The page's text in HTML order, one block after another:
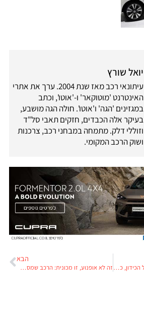
יואל שורץ
עיתונאי רכב מאז שנת 2004. ערך את אתרי
האינטרנט 'מוטוקאר' ו-'אוטו', וכתב
במגזינים 'הגה' ו'אוטו'. חולה הגה מושבע,
בעיקר אלה הכבדים, חזקים תאבי סל"ד
וזוללי דלק. מתמחה במבחני רכב, צרכנות
ושוק הרכב המקומי.
רוכבי אופניים: שימו ידיים על הכידון, כל הזמן ובכל רכיבה
הבא
זה לא אופנוע, זו מכונית: הרכב שמסתפק ב-2 גלגלים